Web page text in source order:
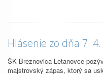
Hlásenie zo dňa 7.
ŠK Breznovica Letanovce
majstrovský zápas, ktorý sa